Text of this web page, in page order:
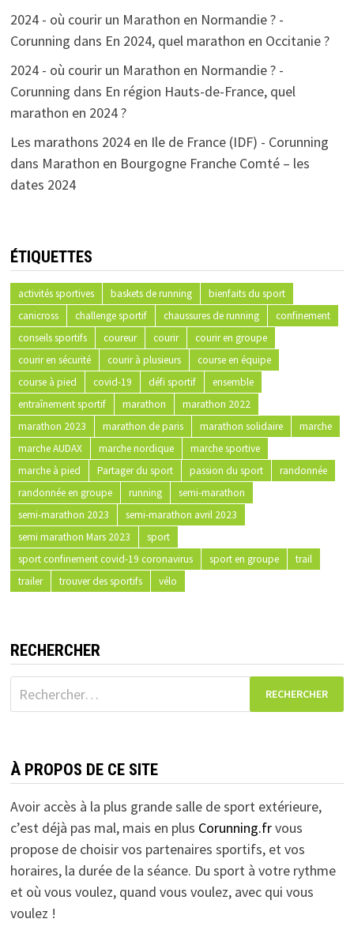
2024 - où courir un Marathon en Normandie ? -
Corunning dans En 2024, quel marathon en Occitanie ?
2024 - où courir un Marathon en Normandie ? -
Corunning dans En région Hauts-de-France, quel
marathon en 2024 ?
Les marathons 2024 en Ile de France (IDF) - Corunning
dans Marathon en Bourgogne Franche Comté – les
dates 2024
ÉTIQUETTES
activités sportives baskets de running
bienfaits du sport
canicross
challenge sportif chaussures de running
confinement
conseils sportifs
coureur courir
courir en groupe
courir en sécurité
courir à plusieurs
course en équipe
course à pied
covid-19 défi sportif
ensemble
entraînement sportif
marathon
marathon 2022
marathon 2023
marathon de paris marathon solidaire
marche
marche AUDAX
marche nordique
marche sportive
marche à pied
Partager du sport passion du sport
randonnée
randonnée en groupe
running
semi-marathon
semi-marathon 2023
semi-marathon avril 2023
semi marathon Mars 2023
sport
sport confinement covid-19 coronavirus
sport en groupe
trail
trailer
trouver des sportifs vélo
RECHERCHER
Rechercher :
À PROPOS DE CE SITE
Avoir accès à la plus grande salle de sport extérieure,
c’est déjà pas mal, mais en plus Corunning.frvous
propose de choisir vos partenaires sportifs, et vos
horaires, la durée de la séance. Du sport à votre rythme
et où vous voulez, quand vous voulez, avec qui vous
voulez !